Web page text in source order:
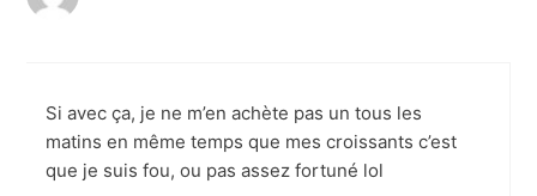
Si avec ça, je ne m’en achète pas un tous les
matins en même temps que mes croissants c’est
que je suis fou, ou pas assez fortuné lol